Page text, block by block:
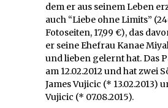
dem er aus seinem Leben
auch “Liebe ohne Limits”
Fotoseiten, 17,99 €), das
er seine Ehefrau Kanae
und lieben gelernt hat. Das
am 12.02.2012 und hat zwei
James Vujicic (* 13.02.2013)
Vujicic (* 07.08.2015).